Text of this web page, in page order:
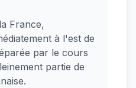
France,
à l'est de
par le cours
partie de